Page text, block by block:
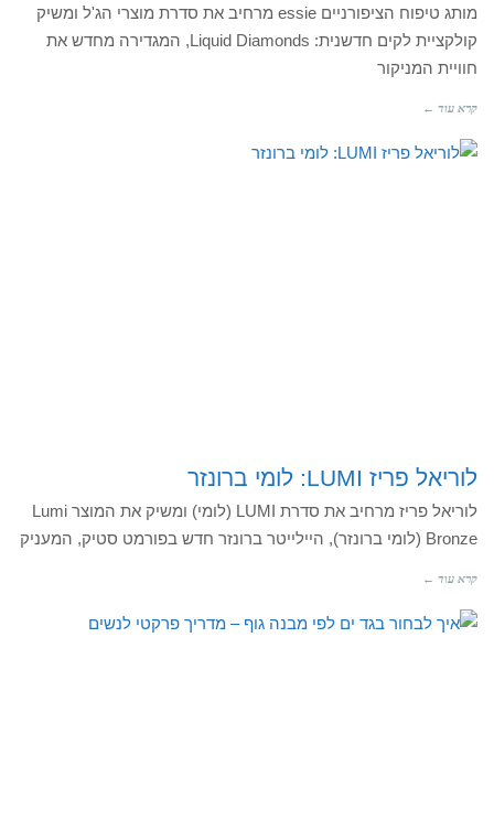
מותג טיפוח הציפורניים essie מרחיב את סדרת מוצרי הג'ל ומשיק
קולקציית לקים חדשנית: Liquid Diamonds, המגדירה מחדש את
חוויית המניקור
קרא עוד ←
לוריאל פריז LUMI: לומי ברונזר
לוריאל פריז מרחיב את סדרת LUMI (לומי) ומשיק את המוצר Lumi
Bronze (לומי ברונזר), היילייטר ברונזר חדש בפורמט סטיק, המעניק
קרא עוד ←